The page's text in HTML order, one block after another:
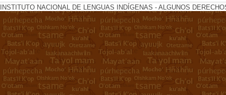
INSTITUTO NACIONAL DE LENGUAS INDÍGENAS - ALGUNOS